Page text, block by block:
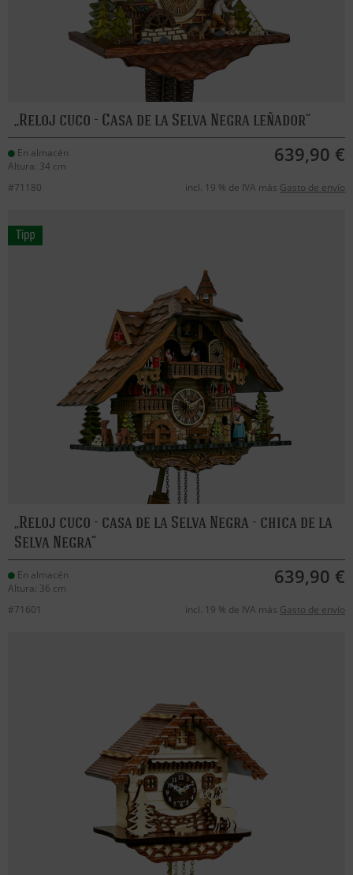
Reloj cuco - Casa de la Selva Negra leñador
En almacén
Altura: 34 cm
639,90 €
#71180 incl. 19 % de IVA más Gasto de envío
Reloj cuco - casa de la Selva Negra - chica de la
Selva Negra
En almacén
Altura: 36 cm
639,90 €
#71601 incl. 19 % de IVA más Gasto de envío